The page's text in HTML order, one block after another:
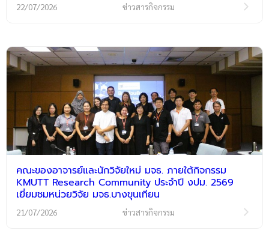
22/07/2026 ข่าวสารกิจกรรม
คณะของอาจารย์และนักวิจัยใหม่ มจธ. ภายใต้กิจกรรม
KMUTT Research Community ประจำปี งปม. 2569
เยี่ยมชมหน่วยวิจัย มจธ.บางขุนเทียน
21/07/2026 ข่าวสารกิจกรรม